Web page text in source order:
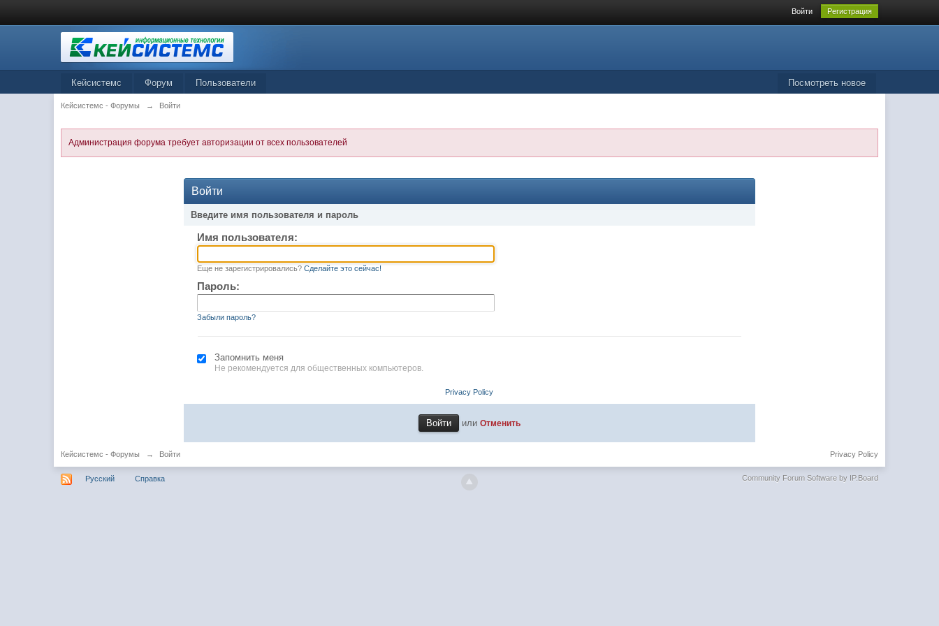
Войти Регистрация
Посмотреть новое
Кейсистемс Форум Пользователи
Кейсистемс - Форумы → Войти
Администрация форума требует авторизации от всех пользователей
Войти
Введите имя пользователя и пароль
Имя пользователя:
Еще не зарегистрировались? Сделайте это сейчас!
Пароль:
Забыли пароль?
Запомнить меня
Не рекомендуется для общественных компьютеров.
Privacy Policy
или Отменить
Кейсистемс - Форумы → Войти Privacy Policy
Русский Справка Community Forum Software by IP.Board